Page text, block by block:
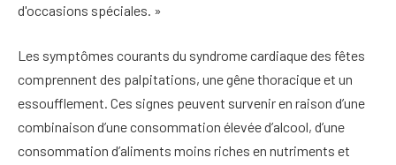
d'occasions spéciales. »
Les symptômes courants du syndrome cardiaque des fêtes
comprennent des palpitations, une gêne thoracique et un
essoufflement. Ces signes peuvent survenir en raison d’une
combinaison d’une consommation élevée d’alcool, d’une
consommation d’aliments moins riches en nutriments et